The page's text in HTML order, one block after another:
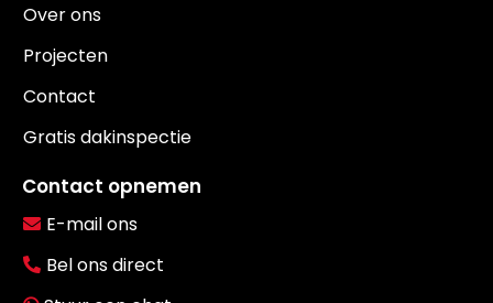
Over ons
Projecten
Contact
Gratis dakinspectie
Contact opnemen
E-mail ons
Bel ons direct